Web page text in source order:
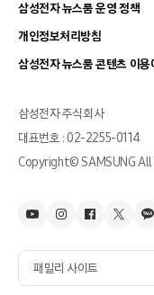
삼성전자 뉴스룸 운영 정책
개인정보처리방침
삼성전자 뉴스룸 콘텐츠 이용
삼성전자 주식회사
대표번호 : 02-2255-0114
Copyright© SAMSUNG
패밀리 사이트